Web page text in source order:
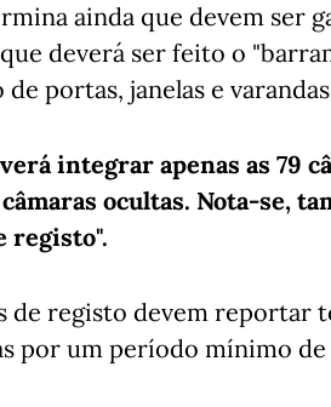
ainda que devem ser
deverá ser feito o
de portas, janelas e
integrar apenas as 79
ocultas. Nota-se,
registo".
de registo devem reportar
por um período mínimo de